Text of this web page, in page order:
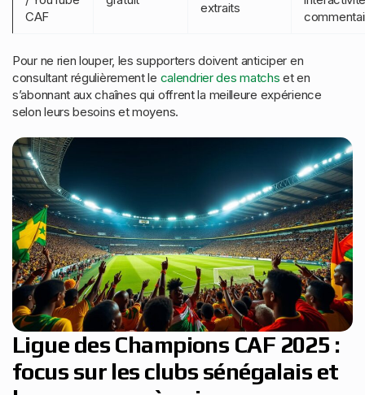
CAF
extraits
Pour ne rien louper, les supporters doivent anticiper en
consultant régulièrement le calendrier des matchs et en
s’abonnant aux chaînes qui offrent la meilleure expérience
selon leurs besoins et moyens.
Ligue des Champions CAF 2025 :
focus sur les clubs sénégalais et